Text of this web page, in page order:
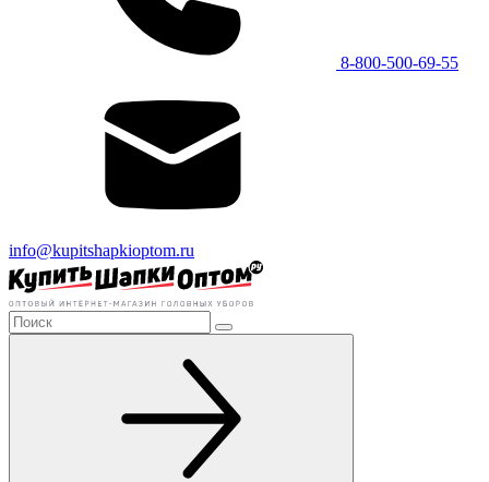
8-800-500-69-55
info@kupitshapkioptom.ru